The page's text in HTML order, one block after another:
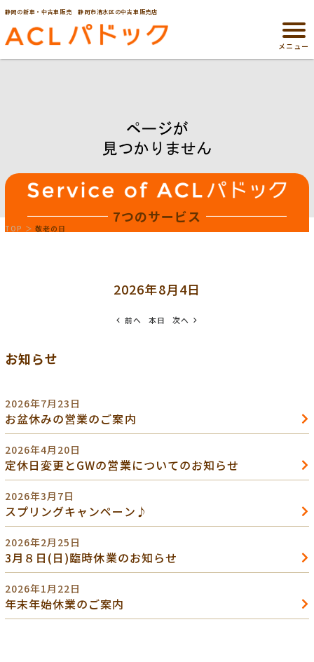
静岡の新車・中古車販売 静岡市清水区の中古車販売店
メニュー
TOP 敬老の日
7つのサービス
2026年8月4日
前へ 本日 次へ
お知らせ
2026年7月23日
お盆休みの営業のご案内
2026年4月20日
定休日変更とGWの営業についてのお知らせ
2026年3月7日
スプリングキャンペーン♪
2026年2月25日
3月８日(日)臨時休業のお知らせ
2026年1月22日
年末年始休業のご案内